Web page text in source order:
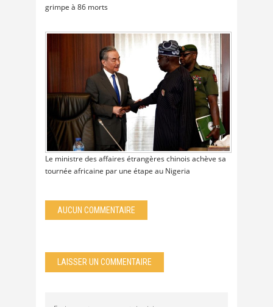
grimpe à 86 morts
Le ministre des affaires étrangères chinois achève sa
tournée africaine par une étape au Nigeria
AUCUN COMMENTAIRE
LAISSER UN COMMENTAIRE